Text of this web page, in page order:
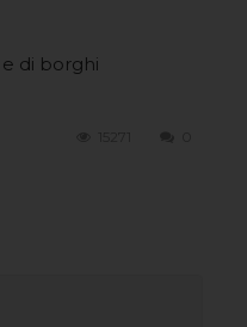
di borghi